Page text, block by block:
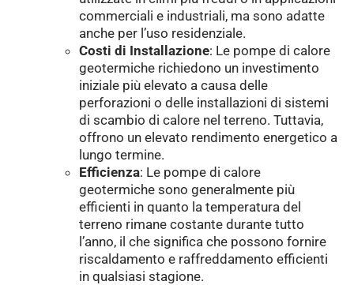
commerciali e industriali, ma sono adatte
anche per l’uso residenziale.
Costi di Installazione: Le pompe di calore
geotermiche richiedono un investimento
iniziale più elevato a causa delle
perforazioni o delle installazioni di sistemi
di scambio di calore nel terreno. Tuttavia,
offrono un elevato rendimento energetico a
lungo termine.
Efficienza: Le pompe di calore
geotermiche sono generalmente più
efficienti in quanto la temperatura del
terreno rimane costante durante tutto
l’anno, il che significa che possono fornire
riscaldamento e raffreddamento efficienti
in qualsiasi stagione.